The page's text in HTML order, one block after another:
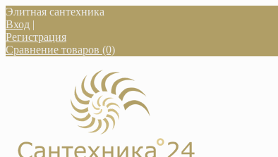
Элитная сантехника
Вход |
Регистрация
Сравнение товаров (0)